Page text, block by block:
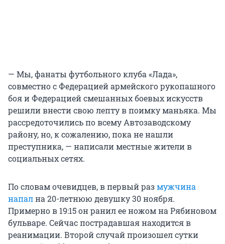
— Мы, фанаты футбольного клуба «Лада»,
совместно с Федерацией армейского рукопашного
боя и Федерацией смешанных боевых искусств
решили внести свою лепту в поимку маньяка. Мы
рассредоточились по всему Автозаводскому
району, но, к сожалению, пока не нашли
преступника, — написали местные жители в
социальных сетях.
По словам очевидцев, в первый размужчина
напална 20-летнюю девушку 30 ноября.
Примерно в 19:15 он ранил ее ножом на Рябиновом
бульваре. Сейчас пострадавшая находится в
реанимации. Второй случай произошел сутки